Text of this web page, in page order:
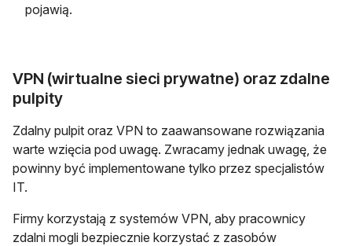
pojawią.
VPN (wirtualne sieci prywatne) oraz zdalne
pulpity
Zdalny pulpit oraz VPN to zaawansowane rozwiązania
warte wzięcia pod uwagę. Zwracamy jednak uwagę, że
powinny być implementowane tylko przez specjalistów
IT.
Firmy korzystają z systemów VPN, aby pracownicy
zdalni mogli bezpiecznie korzystać z zasobów